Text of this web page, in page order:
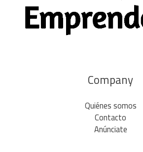
Company
Quiénes somos
Contacto
Anúnciate